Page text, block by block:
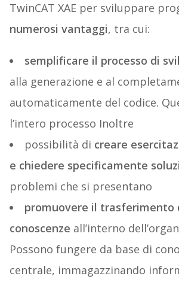
TwinCAT XAE per sviluppare
numerosi vantaggi, tra cui:
semplificare il processo di
alla generazione e al
automaticamente del codice.
l’intero processo Inoltre
possibilità di creare
e chiedere specificamente
problemi che si presentano
promuovere il trasferimento
conoscenze all’interno
Possono fungere da base di
centrale, immagazzinando